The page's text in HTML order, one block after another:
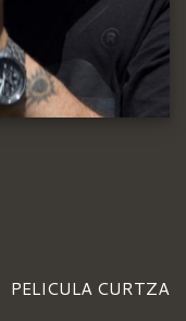
PELICULA CURTZA